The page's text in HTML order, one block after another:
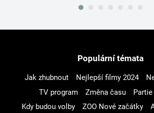
Populární témata
Jak zhubnout Nejlepší filmy 2024
TV program
Změna času Partie
Kdy budou volby
ZOO Nové začátky